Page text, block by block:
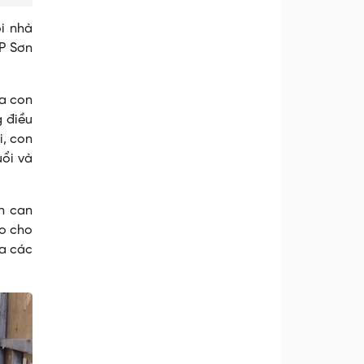
nhà
Sơn
con
điều
con
và
can
cho
các